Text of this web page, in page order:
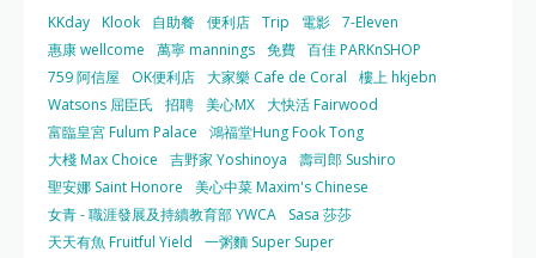
KKday Klook 自助餐 便利店 Trip 電影 7-Eleven
惠康 wellcome
萬寧 mannings 免費 百佳 PARKnSHOP
759 阿信屋
OK便利店 大家樂 Cafe de Coral
樓上 hkjebn
Watsons 屈臣氏
招聘 美心MX 大快活 Fairwood
富臨皇宮 Fulum Palace
鴻福堂Hung Fook Tong
大棧 Max Choice
吉野家 Yoshinoya
壽司郎 Sushiro
聖安娜 Saint Honore
美心中菜 Maxim's Chinese
女青 - 職涯發展及持續教育部 YWCA
Sasa 莎莎
天天有魚 Fruitful Yield
一粥麵 Super Super